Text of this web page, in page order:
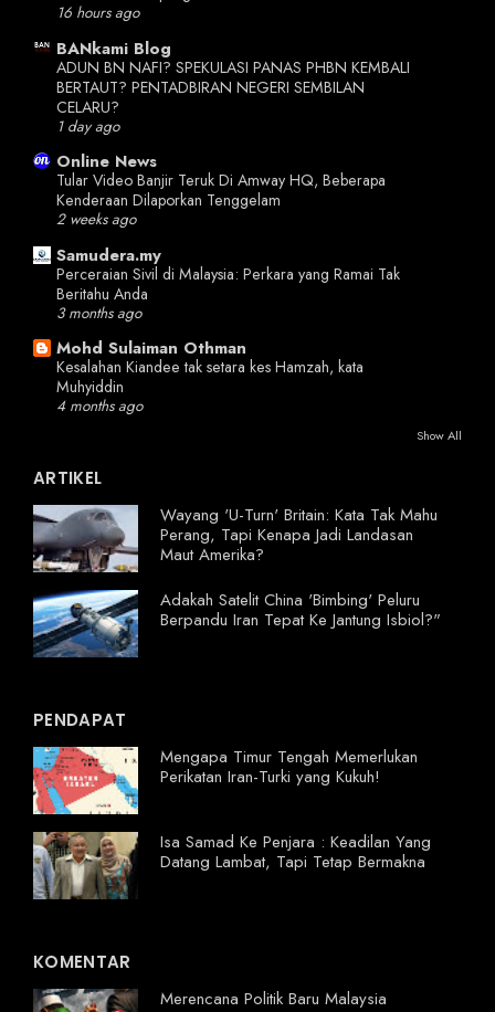
16 hours ago
BANkami Blog
ADUN BN NAFI? SPEKULASI PANAS PHBN KEMBALI
BERTAUT? PENTADBIRAN NEGERI SEMBILAN
CELARU?
1 day ago
Online News
Tular Video Banjir Teruk Di Amway HQ, Beberapa
Kenderaan Dilaporkan Tenggelam
2 weeks ago
Samudera.my
Perceraian Sivil di Malaysia: Perkara yang Ramai Tak
Beritahu Anda
3 months ago
Mohd Sulaiman Othman
Kesalahan Kiandee tak setara kes Hamzah, kata
Muhyiddin
4 months ago
Show All
ARTIKEL
Wayang 'U-Turn' Britain: Kata Tak Mahu
Perang, Tapi Kenapa Jadi Landasan
Maut Amerika?
Adakah Satelit China 'Bimbing' Peluru
Berpandu Iran Tepat Ke Jantung Isbiol?"
PENDAPAT
Mengapa Timur Tengah Memerlukan
Perikatan Iran-Turki yang Kukuh!
Isa Samad Ke Penjara : Keadilan Yang
Datang Lambat, Tapi Tetap Bermakna
KOMENTAR
Merencana Politik Baru Malaysia